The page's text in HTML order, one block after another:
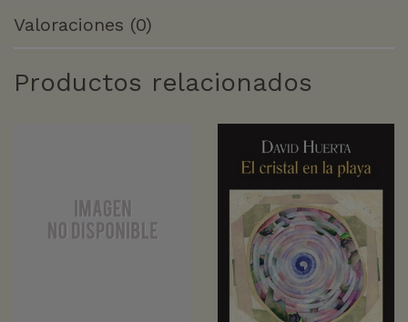
Valoraciones (0)
Productos relacionados